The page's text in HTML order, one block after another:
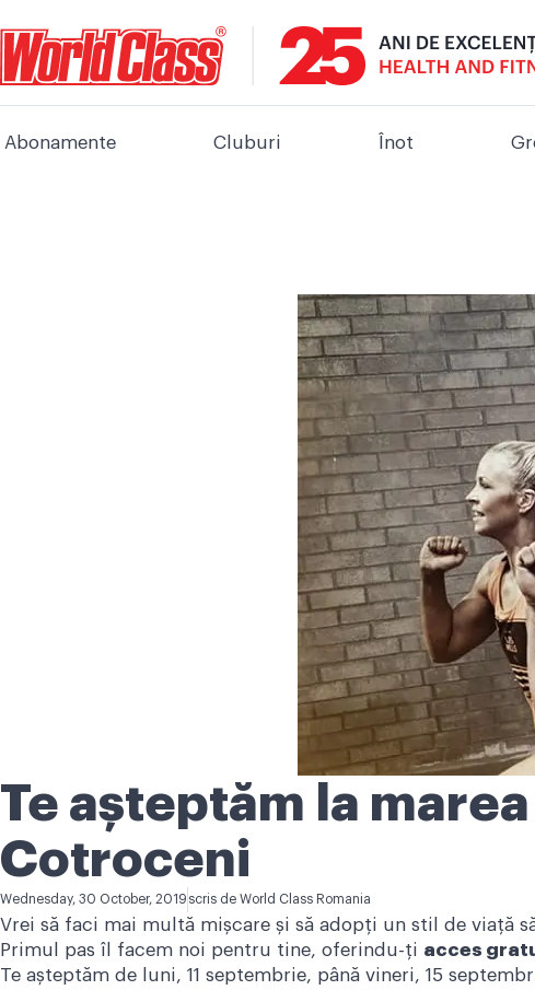
Abonamente Cluburi Înot
Te așteptăm la
Cotroceni
Wednesday, 30 October, 2019 scris de World Class Romania
Vrei să faci mai multă mișcare și să adopți un stil de viață
Primul pas îl facem noi pentru tine, oferindu-ți acces
Te așteptăm de luni, 11 septembrie, până vineri, 15